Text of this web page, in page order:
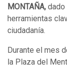
MONTAÑA, dado
herramientas
ciudadanía.
Durante el mes
la Plaza del